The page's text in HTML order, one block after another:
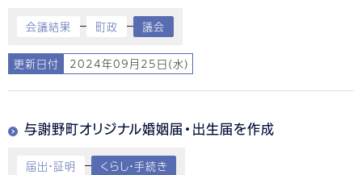
会議結果 町政 議会
更新日付 2024年09月25日(水)
与謝野町オリジナル婚姻届・出生届を作成
届出・証明 くらし・手続き